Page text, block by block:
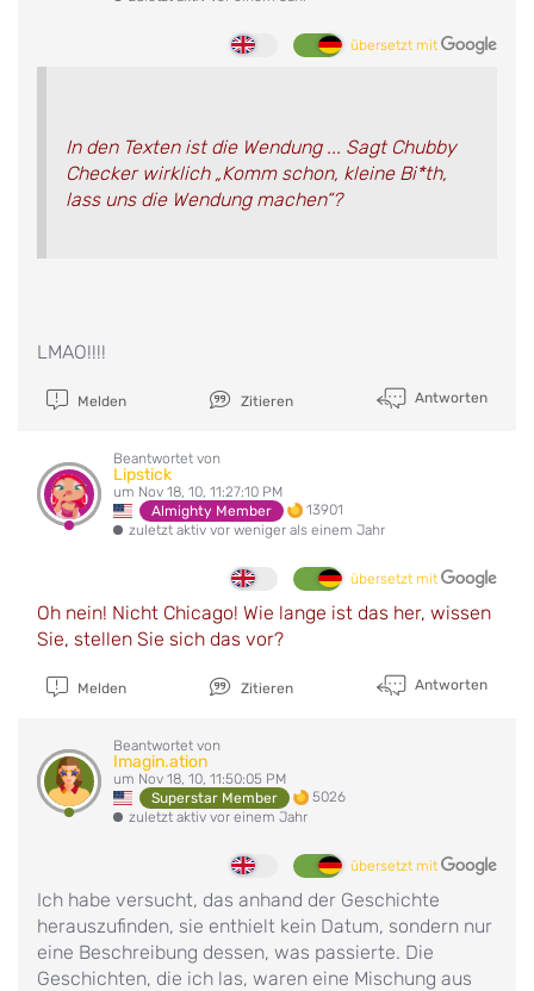
übersetzt mit
In den Texten ist die Wendung ... Sagt Chubby
Checker wirklich „Komm schon, kleine Bi*th,
lass uns die Wendung machen“?
LMAO!!!!
Melden Zitieren Antworten
Beantwortet von
Lipstick
um Nov 18, 10, 11:27:10 PM
Almighty Member
13901
zuletzt aktiv vor weniger als einem Jahr
übersetzt mit
Oh nein! Nicht Chicago! Wie lange ist das her, wissen
Sie, stellen Sie sich das vor?
Melden Zitieren Antworten
Beantwortet von
Imagin.ation
um Nov 18, 10, 11:50:05 PM
Superstar Member
5026
zuletzt aktiv vor einem Jahr
übersetzt mit
Ich habe versucht, das anhand der Geschichte
herauszufinden, sie enthielt kein Datum, sondern nur
eine Beschreibung dessen, was passierte. Die
Geschichten, die ich las, waren eine Mischung aus